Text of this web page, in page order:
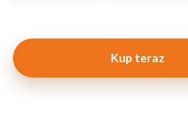
Kup teraz